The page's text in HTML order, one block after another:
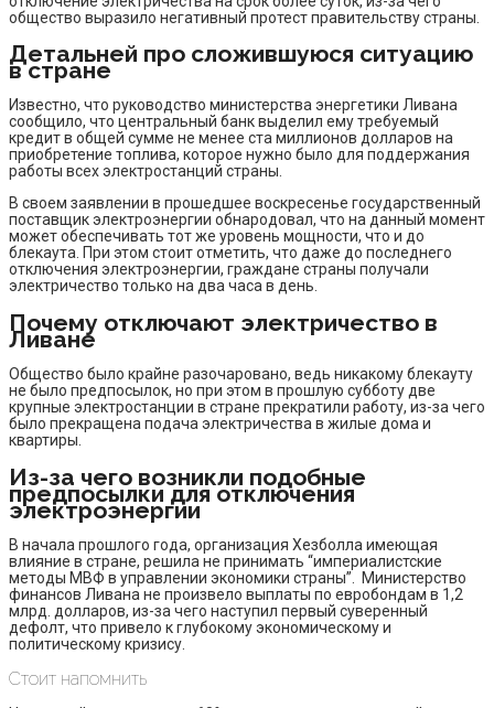
общество выразило негативный протест правительству страны.
Детальней про сложившуюся ситуацию
в стране
Известно, что руководство министерства энергетики Ливана
сообщило, что центральный банк выделил ему требуемый
кредит в общей сумме не менее ста миллионов долларов на
приобретение топлива, которое нужно было для поддержания
работы всех электростанций страны.
В своем заявлении в прошедшее воскресенье государственный
поставщик электроэнергии обнародовал, что на данный момент
может обеспечивать тот же уровень мощности, что и до
блекаута. При этом стоит отметить, что даже до последнего
отключения электроэнергии, граждане страны получали
электричество только на два часа в день.
Почему отключают электричество в
Ливане
Общество было крайне разочаровано, ведь никакому блекауту
не было предпосылок, но при этом в прошлую субботу две
крупные электростанции в стране прекратили работу, из-за чего
было прекращена подача электричества в жилые дома и
квартиры.
Из-за чего возникли подобные
предпосылки для отключения
электроэнергии
В начала прошлого года, организация Хезболла имеющая
влияние в стране, решила не принимать “империалистские
методы МВФ в управлении экономики страны”. Министерство
финансов Ливана не произвело выплаты по евробондам в 1,2
млрд. долларов, из-за чего наступил первый суверенный
дефолт, что привело к глубокому экономическому и
политическому кризису.
Стоит напомнить